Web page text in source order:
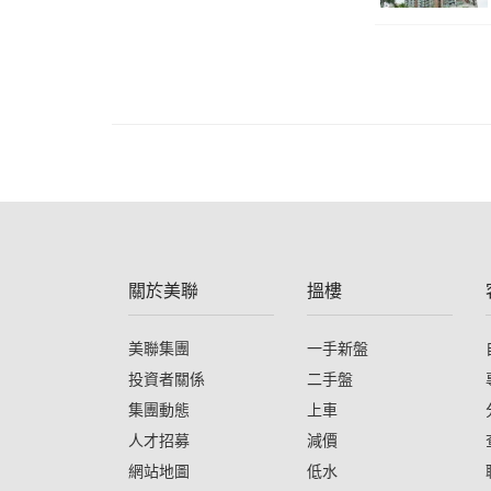
關於美聯
美聯集團
投資者關係
集團動態
人才招募
網站地圖
搵樓
一手新盤
二手盤
上車
減價
低水